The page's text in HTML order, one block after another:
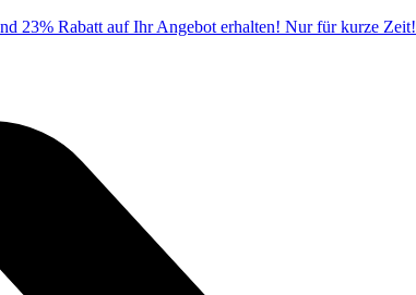
23% Rabatt auf Ihr Angebot erhalten! Nur für kurze Zeit!